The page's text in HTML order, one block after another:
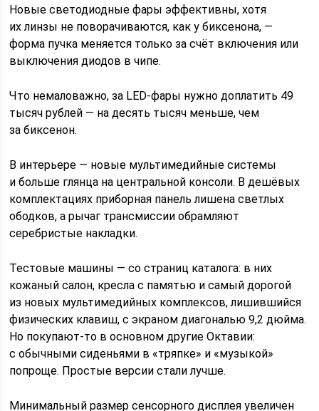
Новые светодиодные фары эффективны, хотя
их линзы не поворачиваются, как у биксенона, —
форма пучка меняется только за счёт включения или
выключения диодов в чипе.
Что немаловажно, за LED-фары нужно доплатить 49
тысяч рублей — на десять тысяч меньше, чем
за биксенон.
В интерьере — новые мультимедийные системы
и больше глянца на центральной консоли. В дешёвых
комплектациях приборная панель лишена светлых
ободков, а рычаг трансмиссии обрамляют
серебристые накладки.
Тестовые машины — со страниц каталога: в них
кожаный салон, кресла с памятью и самый дорогой
из новых мультимедийных комплексов, лишившийся
физических клавиш, с экраном диагональю 9,2 дюйма.
Но покупают-то в основном другие Октавии:
с обычными сиденьями в «тряпке» и «музыкой»
попроще. Простые версии стали лучше.
Минимальный размер сенсорного дисплея увеличен